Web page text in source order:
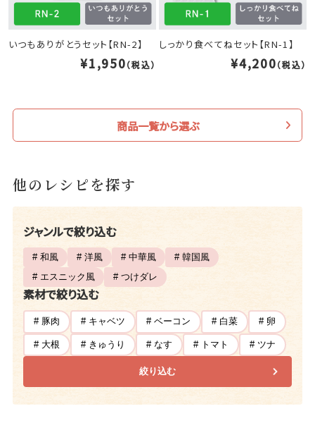
いつもありがとうセット【RN-2】
¥1,950（税込）
しっかり食べてねセット【RN-1】
¥4,200（税込）
商品一覧から選ぶ
他のレシピを探す
ジャンルで絞り込む
# 和風 # 洋風 # 中華風
# 韓国風
# エスニック風
# つけダレ
素材で絞り込む
# 豚肉 # キャベツ # ベーコン # 白菜 # 卵
# 大根 # きゅうり # なす # トマト # ツナ
絞り込む